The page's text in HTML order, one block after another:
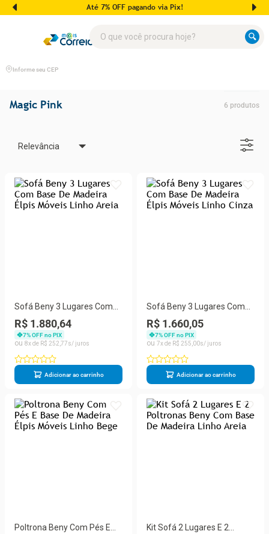
Até 7% OFF pagando via Pix!
Informe seu CEP
Magic Pink 6 produtos
Relevância
Sofá Beny 3 Lugares Com
Base De Madeira Élpis
Móveis Linho Areia
R$ 1.880,64
7% OFF no PIX
8
R$ 252 77
Adicionar ao carrinho
Sofá Beny 3 Lugares Com
Base De Madeira Élpis
Móveis Linho Cinza
R$ 1.660,05
7% OFF no PIX
7
R$ 255 00
Adicionar ao carrinho
Poltrona Beny Com Pés E
Kit Sofá 2 Lugares E 2